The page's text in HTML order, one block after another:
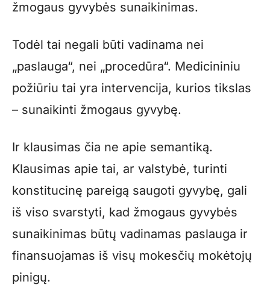
žmogaus gyvybės sunaikinimas.
Todėl tai negali būti vadinama nei
„paslauga“, nei „procedūra“. Medicininiu
požiūriu tai yra intervencija, kurios tikslas
– sunaikinti žmogaus gyvybę.
Ir klausimas čia ne apie semantiką.
Klausimas apie tai, ar valstybė, turinti
konstitucinę pareigą saugoti gyvybę, gali
iš viso svarstyti, kad žmogaus gyvybės
sunaikinimas būtų vadinamas paslauga ir
finansuojamas iš visų mokesčių mokėtojų
pinigų.